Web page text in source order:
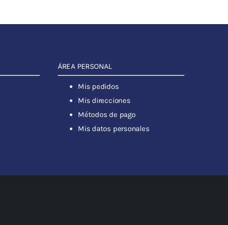
ÁREA PERSONAL
Mis pedidos
Mis direcciones
Métodos de pago
Mis datos personales